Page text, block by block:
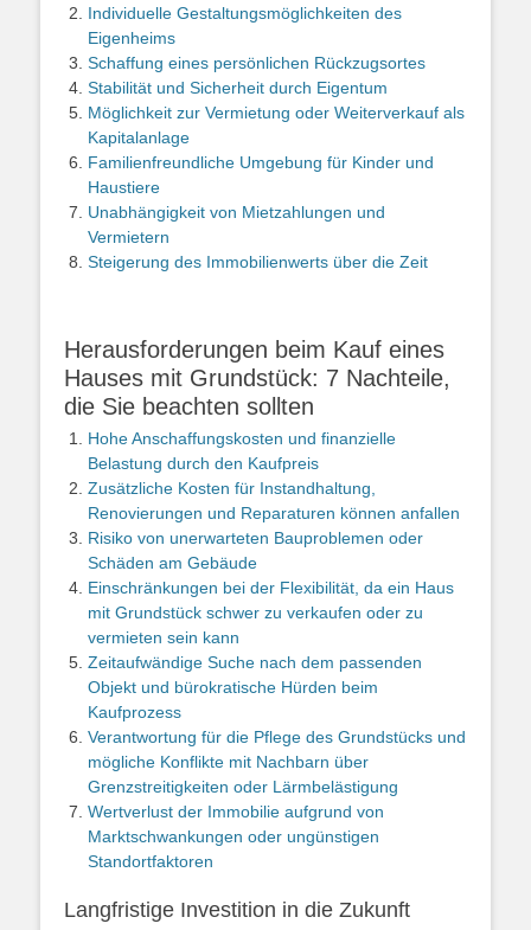
Individuelle Gestaltungsmöglichkeiten des
Eigenheims
Schaffung eines persönlichen Rückzugsortes
Stabilität und Sicherheit durch Eigentum
Möglichkeit zur Vermietung oder Weiterverkauf als
Kapitalanlage
Familienfreundliche Umgebung für Kinder und
Haustiere
Unabhängigkeit von Mietzahlungen und
Vermietern
Steigerung des Immobilienwerts über die Zeit
Herausforderungen beim Kauf eines
Hauses mit Grundstück: 7 Nachteile,
die Sie beachten sollten
Hohe Anschaffungskosten und finanzielle
Belastung durch den Kaufpreis
Zusätzliche Kosten für Instandhaltung,
Renovierungen und Reparaturen können anfallen
Risiko von unerwarteten Bauproblemen oder
Schäden am Gebäude
Einschränkungen bei der Flexibilität, da ein Haus
mit Grundstück schwer zu verkaufen oder zu
vermieten sein kann
Zeitaufwändige Suche nach dem passenden
Objekt und bürokratische Hürden beim
Kaufprozess
Verantwortung für die Pflege des Grundstücks und
mögliche Konflikte mit Nachbarn über
Grenzstreitigkeiten oder Lärmbelästigung
Wertverlust der Immobilie aufgrund von
Marktschwankungen oder ungünstigen
Standortfaktoren
Langfristige Investition in die Zukunft